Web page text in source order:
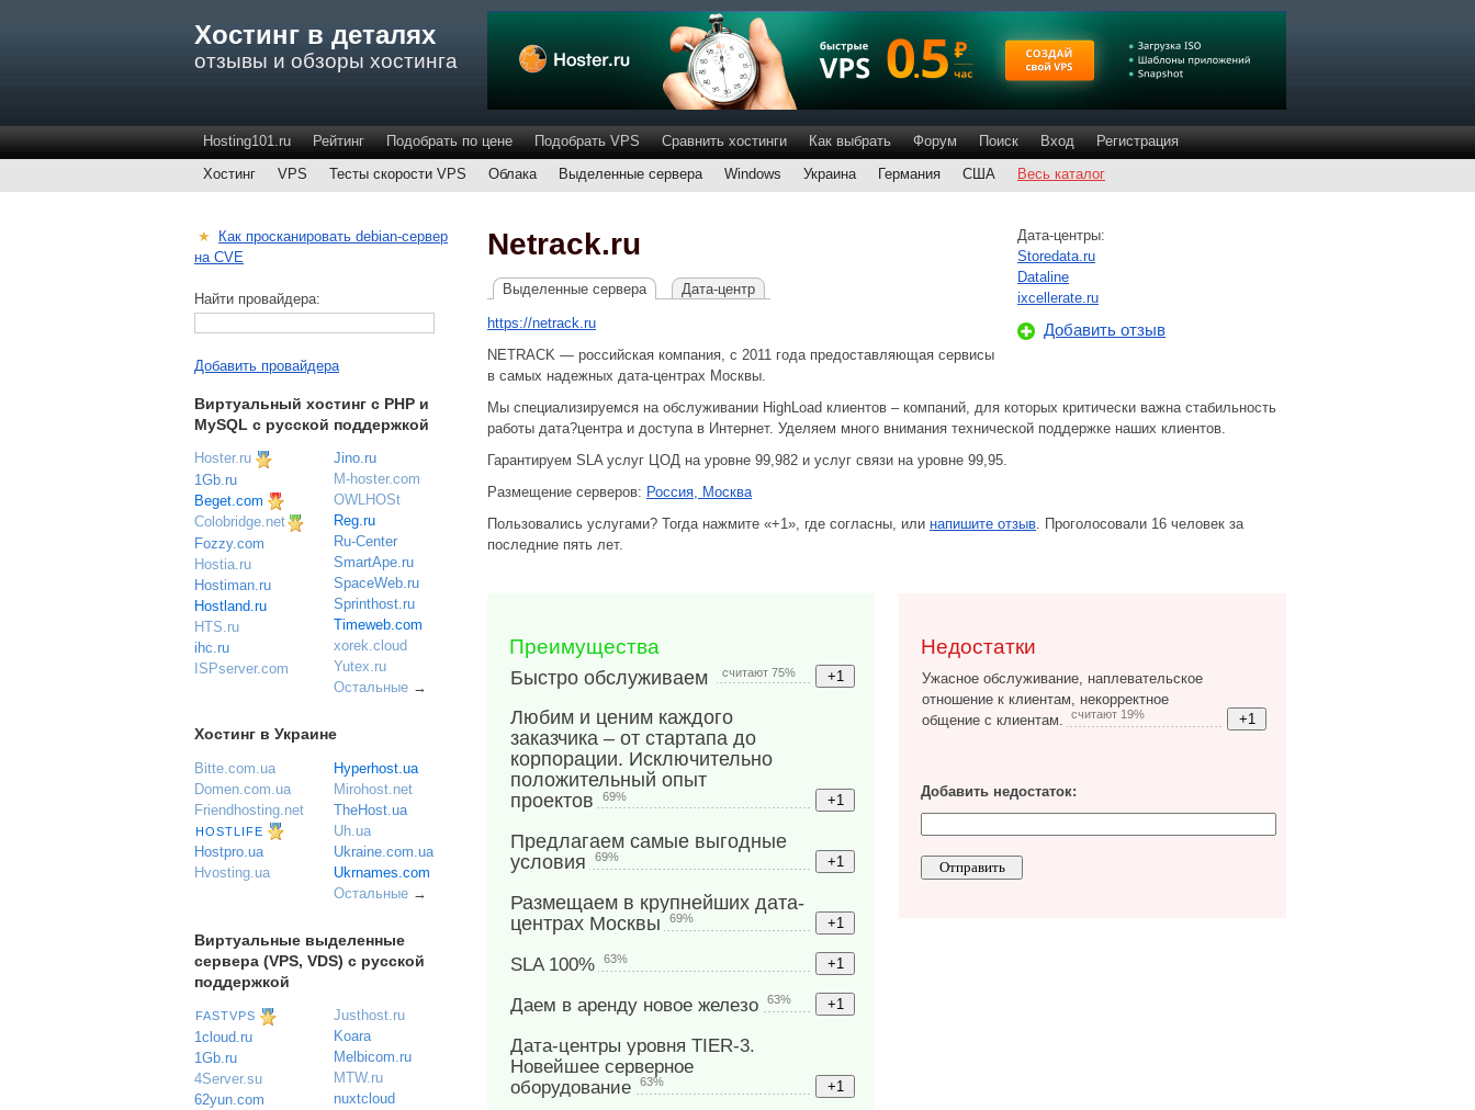
Хостинг в деталях
отзывы и обзоры хостинга
Hosting101.ru Рейтинг Подобрать по цене Подобрать VPS Сравнить хостинги Как выбрать Форум Поиск Вход
Регистрация
Хостинг
VPS Тесты скорости VPS Облака Выделенные сервера Windows Украина Германия США Весь каталог
Дата-центры:
Storedata.ru
Dataline
ixcellerate.ru
Добавить отзыв
Netrack.ru
Выделенные сервера Дата-центр
https://netrack.ru
NETRACK — российская компания, с 2011 года предоставляющая сервисы
в самых надежных дата-центрах Москвы.
Мы специализируемся на обслуживании HighLoad клиентов – компаний, для которых критически важна стабильность
работы дата?центра и доступа в Интернет. Уделяем много внимания технической поддержке наших клиентов.
Гарантируем SLA услуг ЦОД на уровне 99,982 и услуг связи на уровне 99,95.
Размещение серверов: Россия, Москва
Пользовались услугами? Тогда нажмите «+1», где согласны, или напишите отзыв. Проголосовали 16 человек за
последние пять лет.
Преимущества
Быстро обслуживаем считают 75%
Любим и ценим каждого
заказчика – от стартапа до
корпорации. Исключительно
положительный опыт
проектов
69%
Предлагаем самые выгодные
условия
69%
Размещаем в крупнейших дата-
центрах Москвы
69%
SLA 100% 63%
Даем в аренду новое железо 63%
Дата-центры уровня TIER-3.
Новейшее серверное
оборудование
63%
Недостатки
Ужасное обслуживание, наплевательское
отношение к клиентам, некорректное
общение с клиентам.
считают 19%
Добавить недостаток:
★ Как просканировать debian-сервер
на CVE
Найти провайдера:
Добавить провайдера
Виртуальный хостинг c PHP и
MySQL с русской поддержкой
Hoster.ru
1Gb.ru
Beget.com
Colobridge.net
Fozzy.com
Hostia.ru
Hostiman.ru
Hostland.ru
HTS.ru
ihc.ru
ISPserver.com
Jino.ru
M-hoster.com
OWLHOSt
Reg.ru
Ru-Center
SmartApe.ru
SpaceWeb.ru
Sprinthost.ru
Timeweb.com
xorek.cloud
Yutex.ru
Остальные →
Хостинг в Украине
Bitte.com.ua
Domen.com.ua
Friendhosting.net
HOSTLIFE
Hostpro.ua
Hvosting.ua
Hyperhost.ua
Mirohost.net
TheHost.ua
Uh.ua
Ukraine.com.ua
Ukrnames.com
Остальные →
Виртуальные выделенные
сервера (VPS, VDS) с русской
поддержкой
FASTVPS
1cloud.ru
1Gb.ru
4Server.su
62yun.com
Justhost.ru
Koara
Melbicom.ru
MTW.ru
nuxtcloud